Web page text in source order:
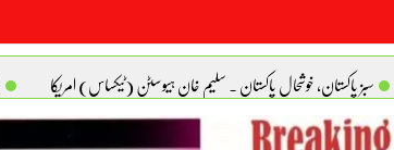
سبز پاکستان، خوشحال پاکستان . سلیم خان ہیوسٹن (ٹیکساس) امریکا
کی اصل پہچان. یاسر دانیال صابری